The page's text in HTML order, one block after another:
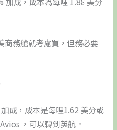
商務艙就考慮買，但務必要
成，成本是每哩1.62 美分或
，可以轉到英航。